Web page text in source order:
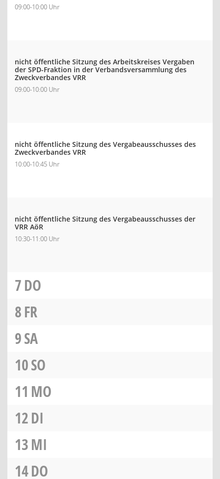
09:00-10:00 Uhr
nicht öffentliche Sitzung des Arbeitskreises Vergaben
der SPD-Fraktion in der Verbandsversammlung des
Zweckverbandes VRR
09:00-10:00 Uhr
nicht öffentliche Sitzung des Vergabeausschusses des
Zweckverbandes VRR
10:00-10:45 Uhr
nicht öffentliche Sitzung des Vergabeausschusses der
VRR AöR
10:30-11:00 Uhr
7DO
8FR
9SA
10SO
11 MO
12DI
13MI
14DO